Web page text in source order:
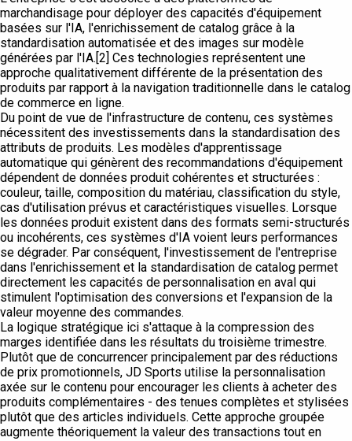
marchandisage pour déployer des capacités d'équipement
basées sur l'IA, l'enrichissement de catalog grâce à la
standardisation automatisée et des images sur modèle
générées par l'IA.[2] Ces technologies représentent une
approche qualitativement différente de la présentation des
produits par rapport à la navigation traditionnelle dans le catalog
de commerce en ligne.
Du point de vue de l'infrastructure de contenu, ces systèmes
nécessitent des investissements dans la standardisation des
attributs de produits. Les modèles d'apprentissage
automatique qui génèrent des recommandations d'équipement
dépendent de données produit cohérentes et structurées :
couleur, taille, composition du matériau, classification du style,
cas d'utilisation prévus et caractéristiques visuelles. Lorsque
les données produit existent dans des formats semi-structurés
ou incohérents, ces systèmes d'IA voient leurs performances
se dégrader. Par conséquent, l'investissement de l'entreprise
dans l'enrichissement et la standardisation de catalog permet
directement les capacités de personnalisation en aval qui
stimulent l'optimisation des conversions et l'expansion de la
valeur moyenne des commandes.
La logique stratégique ici s'attaque à la compression des
marges identifiée dans les résultats du troisième trimestre.
Plutôt que de concurrencer principalement par des réductions
de prix promotionnels, JD Sports utilise la personnalisation
axée sur le contenu pour encourager les clients à acheter des
produits complémentaires - des tenues complètes et stylisées
plutôt que des articles individuels. Cette approche groupée
augmente théoriquement la valeur des transactions tout en